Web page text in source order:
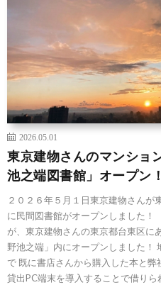
2026.05.01
東京建物さんのマンショ
池之端図書館」オープン
２０２６年５月１日東京建物さんが
に民間図書館がオープンしました
が、東京建物さんの東京都台東区に
野池之端」内にオープンしました！
で 既に書店さんから購入した本と
貸出PC端末を導入することで借りら